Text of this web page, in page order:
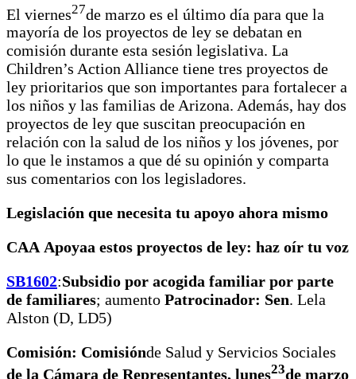
El viernes27de marzo es el último día para que la
mayoría de los proyectos de ley se debatan en
comisión durante esta sesión legislativa. La
Children’s Action Alliance tiene tres proyectos de
ley prioritarios que son importantes para fortalecer a
los niños y las familias de Arizona. Además, hay dos
proyectos de ley que suscitan preocupación en
relación con la salud de los niños y los jóvenes, por
lo que le instamos a que dé su opinión y comparta
sus comentarios con los legisladores.
Legislación que necesita tu apoyo ahora mismo
CAA Apoyaa estos proyectos de ley: haz oír tu voz
SB1602:Subsidio por acogida familiar por parte
de familiares; aumento Patrocinador: Sen. Lela
Alston (D, LD5)
Comisión: Comisiónde Salud y Servicios Sociales
de la Cámara de Representantes, lunes23de marzo